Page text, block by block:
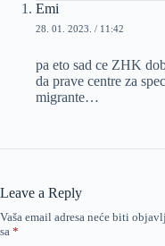
Emi
28. 01. 2023. / 11:42
pa eto sad ce ZHK
da prave centre za
migrante…
Leave a Reply
Vaša email adresa neće biti
sa *